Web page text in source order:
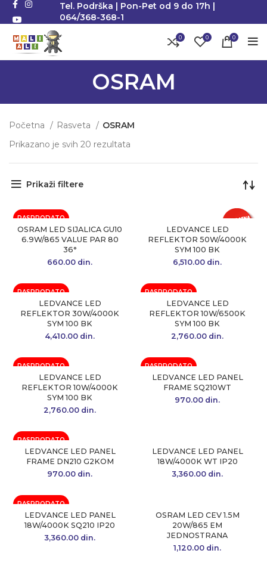
Tel. Podrška | Pon-Pet od 9 do 17h |
064/368-368-1
0 0 0
OSRAM
Početna Rasveta
OSRAM
Prikazano je svih 20 rezultata
Prikaži filtere
RASPRODATO
OSRAM LED SIJALICA GU10
6.9W/865 VALUE PAR 80
36°
660.00 din.
LEDVANCE LED
REFLEKTOR 50W/4000K
SYM 100 BK
6,510.00 din.
RASPRODATO
LEDVANCE LED
REFLEKTOR 30W/4000K
SYM 100 BK
4,410.00 din.
RASPRODATO
LEDVANCE LED
REFLEKTOR 10W/6500K
SYM 100 BK
2,760.00 din.
RASPRODATO
LEDVANCE LED
REFLEKTOR 10W/4000K
SYM 100 BK
2,760.00 din.
RASPRODATO
LEDVANCE LED PANEL
FRAME SQ210WT
970.00 din.
RASPRODATO
LEDVANCE LED PANEL
FRAME DN210 G2KOM
970.00 din.
LEDVANCE LED PANEL
18W/4000K WT IP20
3,360.00 din.
RASPRODATO
LEDVANCE LED PANEL
18W/4000K SQ210 IP20
3,360.00 din.
OSRAM LED CEV 1.5M
20W/865 EM
JEDNOSTRANA
1,120.00 din.